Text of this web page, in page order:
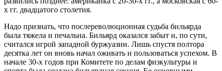
х гг. двадцатого столетия.
Надо признать, что послереволюционная судьба бильярда
была тяжела и печальна. Бильярд оказался забыт и, по сути,
считался игрой западной буржуазии. Лишь спустя полтора
десятка лет он вновь начал оживать и пользоваться успехом. В
начале 30-х годов при Комитете по делам физкультуры и